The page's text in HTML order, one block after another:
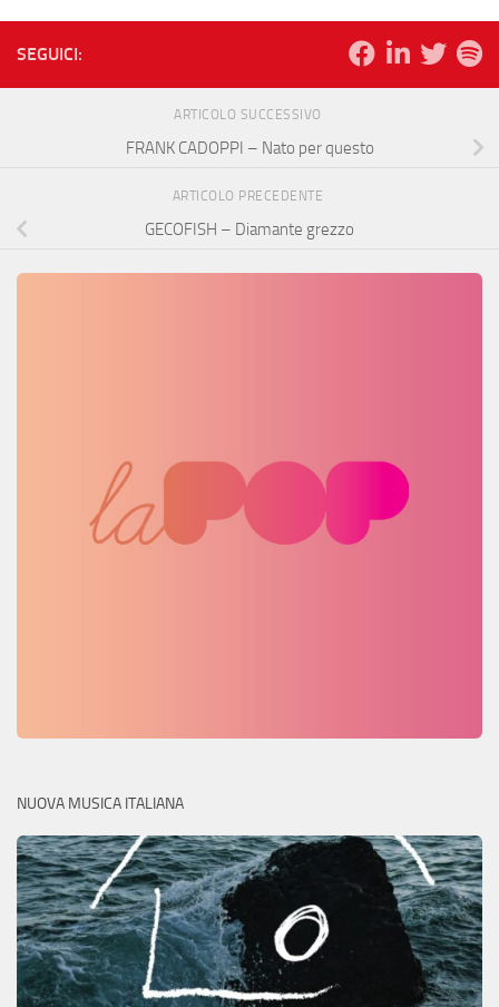
SEGUICI:
ARTICOLO SUCCESSIVO
FRANK CADOPPI – Nato per questo
ARTICOLO PRECEDENTE
GECOFISH – Diamante grezzo
NUOVA MUSICA ITALIANA